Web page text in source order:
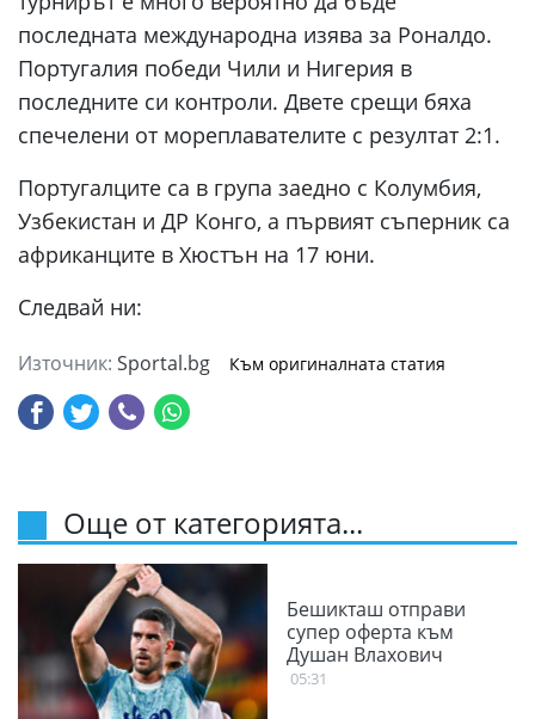
последната международна изява за Роналдо.
Португалия победи Чили и Нигерия в
последните си контроли. Двете срещи бяха
спечелени от мореплавателите с резултат 2:1.
Португалците са в група заедно с Колумбия,
Узбекистан и ДР Конго, а първият съперник са
африканците в Хюстън на 17 юни.
Следвай ни:
Източник: Sportal.bg Към оригиналната статия
Още от категорията...
Бешикташ отправи
супер оферта към
Душан Влахович
05:31